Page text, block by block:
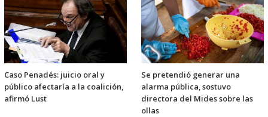
Caso Penadés: juicio oral y
público afectaría a la coalición,
afirmó Lust
Se pretendió generar una
alarma pública, sostuvo
directora del Mides sobre las
ollas